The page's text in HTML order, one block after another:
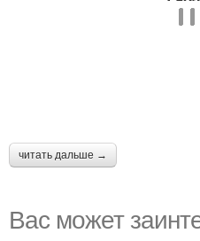
читать дальше →
Вас может